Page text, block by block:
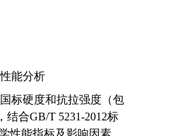
能分析
标硬度和抗拉强度（包
结合GB/T 5231-2012标
性能指标及影响因素，